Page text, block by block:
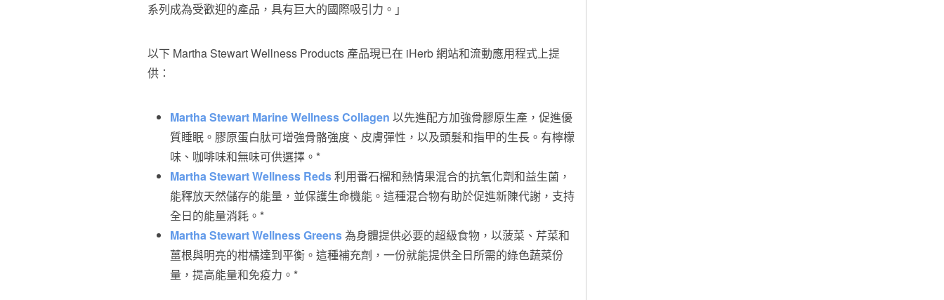
系列成為受歡迎的產品，具有巨大的國際吸引力。」
以下 Martha Stewart Wellness Products 產品現已在 iHerb 網站和流動應用程式上提
供：
Martha Stewart Marine Wellness Collagen 以先進配方加強骨膠原生產，促進優
質睡眠。膠原蛋白肽可增強骨骼強度、皮膚彈性，以及頭髮和指甲的生長。有檸檬
味、咖啡味和無味可供選擇。*
Martha Stewart Wellness Reds利用番石榴和熱情果混合的抗氧化劑和益生菌，
能釋放天然儲存的能量，並保護生命機能。這種混合物有助於促進新陳代謝，支持
全日的能量消耗。*
Martha Stewart Wellness Greens為身體提供必要的超級食物，以菠菜、芹菜和
薑根與明亮的柑橘達到平衡。這種補充劑，一份就能提供全日所需的綠色蔬菜份
量，提高能量和免疫力。*